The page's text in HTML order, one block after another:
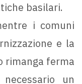
basilari.
i comuni
e la
rimanga ferma
un